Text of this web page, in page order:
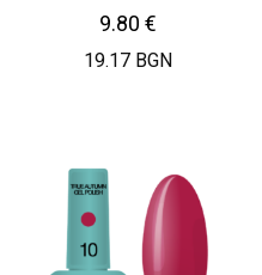
9.80 €
19.17 BGN